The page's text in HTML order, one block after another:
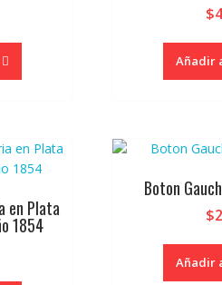
$
Añadir
en Plata
1854
Boton
$
Añadir